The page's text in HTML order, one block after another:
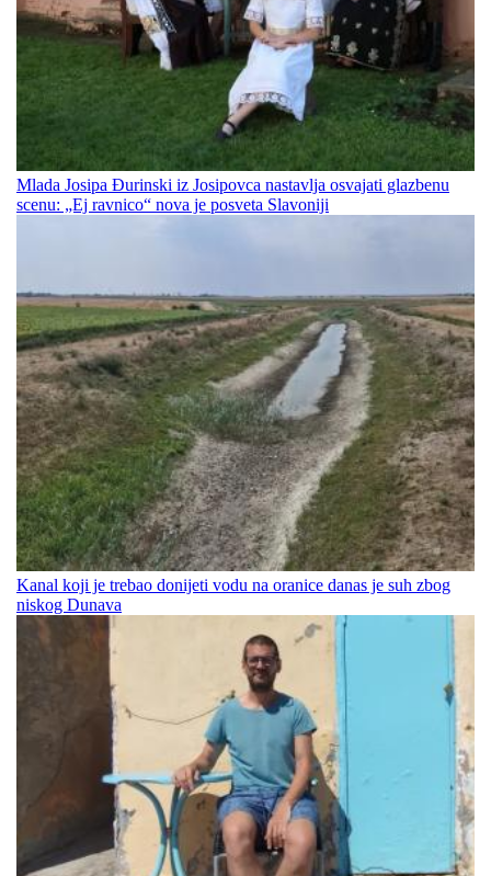
Mlada Josipa Đurinski iz Josipovca nastavlja osvajati glazbenu
scenu: „Ej ravnico“ nova je posveta Slavoniji
Kanal koji je trebao donijeti vodu na oranice danas je suh zbog
niskog Dunava